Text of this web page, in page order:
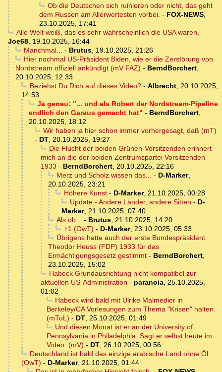
Ob die Deutschen sich ruinieren oder nicht, das geht
dem Russen am Allerwertesten vorbei. - FOX-NEWS,
23.10.2025, 17:41
Alle Welt weiß, das es sehr wahrscheinlich die USA waren, -
Joe68, 19.10.2025, 16:44
Manchmal... - Brutus, 19.10.2025, 21:26
Hier nochmal US-Präsident Biden, wie er die Zerstörung von
Nordstream offiziell ankündigt (mV FAZ) - BerndBorchert,
20.10.2025, 12:33
Beziehst Du Dich auf dieses Video?- Albrecht, 20.10.2025,
14:53
Ja genau: "... und als Robert der Nordstream-Pipeline
endlich den Garaus gemacht hat" - BerndBorchert,
20.10.2025, 18:12
Wir haben ja hier schon immer vorhergesagt, daß (mT)
- DT, 20.10.2025, 19:27
Die Flucht der beiden Grünen-Vorsitzenden erinnert
mich an die der beiden Zentrumspartei Vorsitzenden
1933 - BerndBorchert, 20.10.2025, 22:16
Merz und Scholz wissen das... - D-Marker,
20.10.2025, 23:21
Höhere Kunst- D-Marker, 21.10.2025, 00:28
Update - Andere Länder, andere Sitten - D-
Marker, 21.10.2025, 07:40
Als ob... - Brutus, 21.10.2025, 14:20
+1 (OwT) - D-Marker, 23.10.2025, 05:33
Übrigens hatte auch der erste Bundespräsident
Theodor Heuss (FDP) 1933 für das
Ermächtigungsgesetz gestimmt - BerndBorchert,
23.10.2025, 15:02
Habeck Grundausrichtung nicht kompatibel zur
aktuellen US-Administration - paranoia, 25.10.2025,
01:02
Habeck wird bald mit Ulrike Malmedier in
Berkeley/CA Vorlesungen zum Thema "Krisen" halten.
(mTuL) - DT, 25.10.2025, 01:49
Und diesen Monat ist er an der University of
Pennsylvania in Philadelphia. Sagt er selbst heute im
Video. (mV) - DT, 26.10.2025, 00:56
Deutschland ist bald das einzige arabische Land ohne Öl
(OwT) - D-Marker, 21.10.2025, 01:44